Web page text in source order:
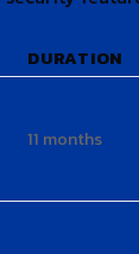
11 months